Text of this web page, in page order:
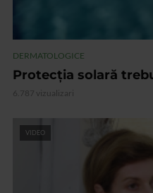
DERMATOLOGICE
Protecția solară
6.787 vizualizari
VIDEO